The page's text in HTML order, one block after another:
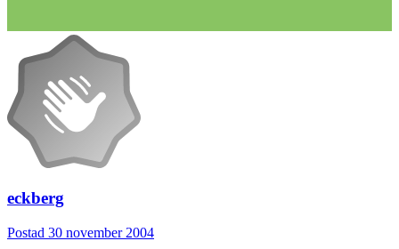
eckberg
Postad 30 november 2004